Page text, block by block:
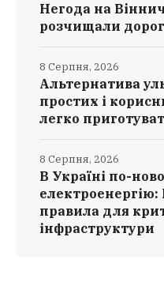
Негода на
розчищали
Альтернатива
простих і
легко
8 Серпня, 2026
В Україні по-
електроенергію:
правила для
інфраструктури
8 Серпня, 2026